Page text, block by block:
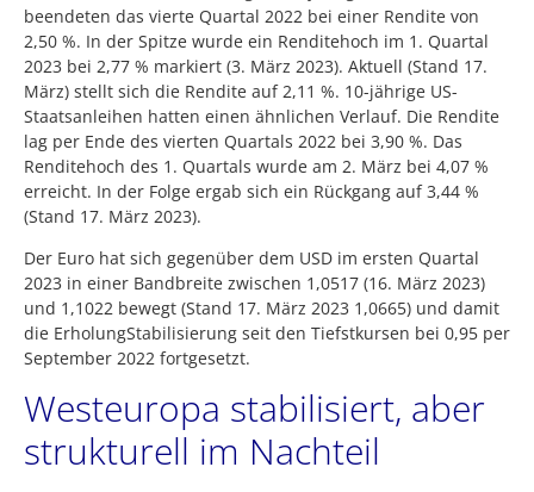
beendeten das vierte Quartal 2022 bei einer Rendite von
2,50 %. In der Spitze wurde ein Renditehoch im 1. Quartal
2023 bei 2,77 % markiert (3. März 2023). Aktuell (Stand 17.
März) stellt sich die Rendite auf 2,11 %. 10-jährige US-
Staatsanleihen hatten einen ähnlichen Verlauf. Die Rendite
lag per Ende des vierten Quartals 2022 bei 3,90 %. Das
Renditehoch des 1. Quartals wurde am 2. März bei 4,07 %
erreicht. In der Folge ergab sich ein Rückgang auf 3,44 %
(Stand 17. März 2023).
Der Euro hat sich gegenüber dem USD im ersten Quartal
2023 in einer Bandbreite zwischen 1,0517 (16. März 2023)
und 1,1022 bewegt (Stand 17. März 2023 1,0665) und damit
die ErholungStabilisierung seit den Tiefstkursen bei 0,95 per
September 2022 fortgesetzt.
Westeuropa stabilisiert, aber
strukturell im Nachteil